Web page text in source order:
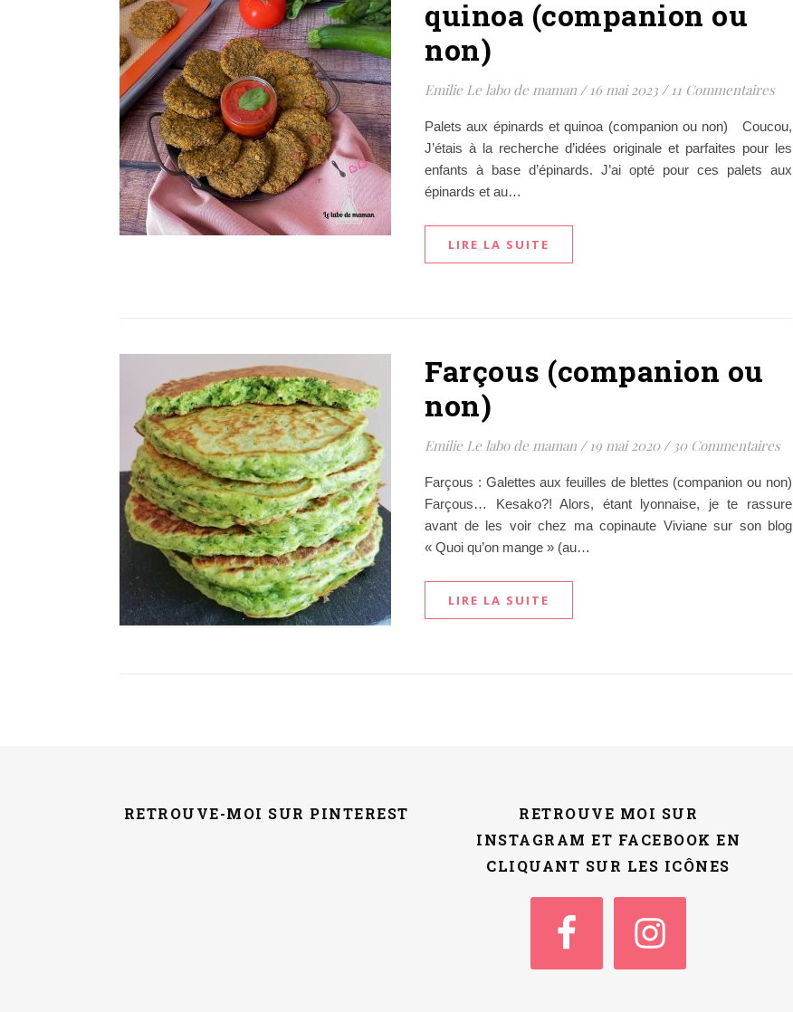
quinoa (companion ou
non)
Emilie Le labo de maman / 16 mai 2023 / 11 Commentaires
Palets aux épinards et quinoa (companion ou non) Coucou,
J’étais à la recherche d’idées originale et parfaites pour les
enfants à base d’épinards. J’ai opté pour ces palets aux
épinards et au…
LIRE LA SUITE
Farçous (companion ou
non)
Emilie Le labo de maman / 19 mai 2020 / 30 Commentaires
Farçous : Galettes aux feuilles de blettes (companion ou non)
Farçous… Kesako?! Alors, étant lyonnaise, je te rassure
avant de les voir chez ma copinaute Viviane sur son blog
« Quoi qu’on mange » (au…
LIRE LA SUITE
RETROUVE-MOI SUR PINTEREST
RETROUVE MOI SUR
INSTAGRAM ET FACEBOOK EN
CLIQUANT SUR LES ICÔNES